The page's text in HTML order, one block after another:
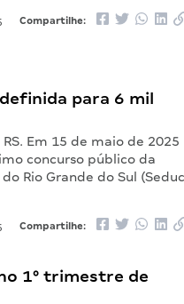
Compartilhe:
para 6 mil
Em 15 de maio de 2025
concurso público da
Rio Grande do Sul (Seduc
Compartilhe:
1° trimestre de